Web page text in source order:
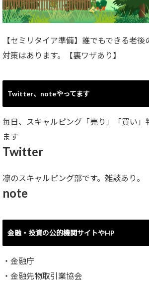
【セミリタイア準備】誰でもできる老
対策はあります。【裏ワザあり】
Twitter、noteやってます
毎日、スキャルピング「売り」「買い」
ます
Twitter
凛のスキャルピング部です。雑談あり。
note
金融・投資の公的機関サイトやHP
・ 金融庁
・ 金融先物取引業協会